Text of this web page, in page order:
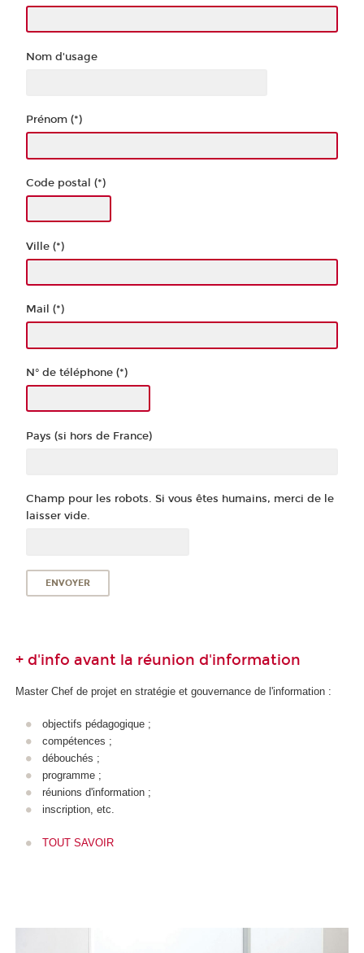
Nom d'usage
Prénom (*)
Code postal (*)
Ville (*)
Mail (*)
N° de téléphone (*)
Pays (si hors de France)
Champ pour les robots. Si vous êtes humains, merci de le
laisser vide.
+ d'info avant la réunion d'information
Master Chef de projet en stratégie et gouvernance de l'information :
objectifs pédagogique ;
compétences ;
débouchés ;
programme ;
réunions d'information ;
inscription, etc.
TOUT SAVOIR